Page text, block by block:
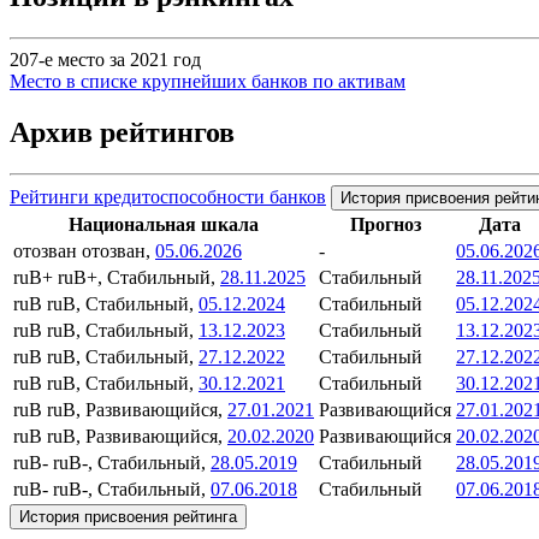
207-е место за 2021 год
Место в списке крупнейших банков по активам
Архив рейтингов
Рейтинги кредитоспособности банков История присвоения
Национальная шкала Прогноз
Дата
отозван отозван, 05.06.2026 -
ruB+ ruB+, Стабильный, 28.11.2025 Стабильный
ruB ruB, Стабильный, 05.12.2024 Стабильный
ruB ruB, Стабильный, 13.12.2023 Стабильный
ruB ruB, Стабильный, 27.12.2022 Стабильный
ruB ruB, Стабильный, 30.12.2021 Стабильный
30.12.2021
ruB ruB, Развивающийся, 27.01.2021 Развивающийся 27.01.2021
ruB ruB, Развивающийся, 20.02.2020 Развивающийся
ruB- ruB-, Стабильный, 28.05.2019 Стабильный
ruB- ruB-, Стабильный, 07.06.2018 Стабильный
История присвоения рейтинга